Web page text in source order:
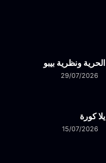
الحرية ونظرية بيبو
29/07/2026
يلا كورة
15/07/2026